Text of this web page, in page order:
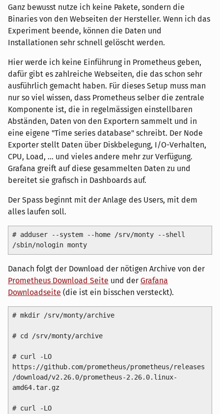
Ganz bewusst nutze ich keine Pakete, sondern die
Binaries von den Webseiten der Hersteller. Wenn ich das
Experiment beende, können die Daten und
Installationen sehr schnell gelöscht werden.
Hier werde ich keine Einführung in Prometheus geben,
dafür gibt es zahlreiche Webseiten, die das schon sehr
ausführlich gemacht haben. Für dieses Setup muss man
nur so viel wissen, dass Prometheus selber die zentrale
Komponente ist, die in regelmässigen einstellbaren
Abständen, Daten von den Exportern sammelt und in
eine eigene "Time series database" schreibt. Der Node
Exporter stellt Daten über Diskbelegung, I/O-Verhalten,
CPU, Load, ... und vieles andere mehr zur Verfügung.
Grafana greift auf diese gesammelten Daten zu und
bereitet sie grafisch in Dashboards auf.
Der Spass beginnt mit der Anlage des Users, mit dem
alles laufen soll.
# adduser --system --home /srv/monty --shell
/sbin/nologin monty
Danach folgt der Download der nötigen Archive von der
Prometheus Download Seite und der Grafana
Downloadseite (die ist ein bisschen versteckt).
# mkdir /srv/monty/archive
# cd /srv/monty/archive
# curl -LO
https://github.com/prometheus/prometheus/releases
/download/v2.26.0/prometheus-2.26.0.linux-
amd64.tar.gz
# curl -LO